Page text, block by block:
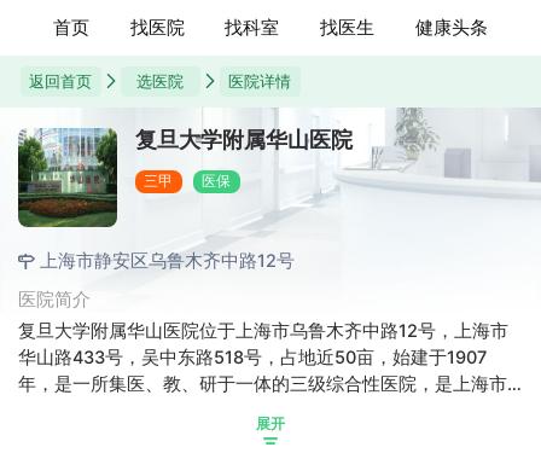
首页 找医院 找科室 找医生 健康头条
返回首页 选医院 医院详情
复旦大学附属华山医院
三甲 医保
上海市静安区乌鲁木齐中路12号
医院简介
复旦大学附属华山医院位于上海市乌鲁木齐中路12号，上海市
华山路433号，吴中东路518号，占地近50亩，始建于1907
年，是一所集医、教、研于一体的三级综合性医院，是上海市
学、中西医结合临床、泌尿外科、肾病科、心血管科、影像医
展开